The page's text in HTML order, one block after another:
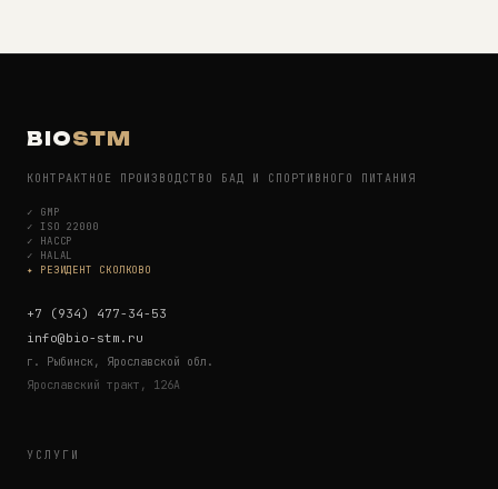
BIOSTM
КОНТРАКТНОЕ ПРОИЗВОДСТВО БАД И СПОРТИВНОГО ПИТАНИЯ
✓ GMP
✓ ISO 22000
✓ HACCP
✓ HALAL
✦ РЕЗИДЕНТ СКОЛКОВО
+7 (934) 477-34-53
info@bio-stm.ru
г. Рыбинск, Ярославской обл.
Ярославский тракт, 126А
УСЛУГИ